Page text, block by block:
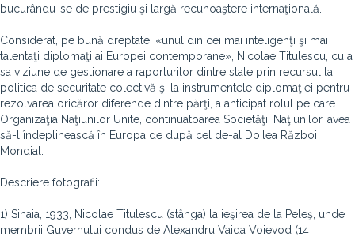
bucurându-se de prestigiu şi largă recunoaştere internaţională.
Considerat, pe bună dreptate, «unul din cei mai inteligenţi şi mai
talentaţi diplomaţi ai Europei contemporane», Nicolae Titulescu, cu a
sa viziune de gestionare a raporturilor dintre state prin recursul la
politica de securitate colectivă şi la instrumentele diplomaţiei pentru
rezolvarea oricăror diferende dintre părţi, a anticipat rolul pe care
Organizaţia Naţiunilor Unite, continuatoarea Societăţii Naţiunilor, avea
să-l îndeplinească în Europa de după cel de-al Doilea Război
Mondial.
Descriere fotografii:
1) Sinaia, 1933, Nicolae Titulescu (stânga) la ieşirea de la Peleş, unde
membrii Guvernului condus de Alexandru Vaida Voievod (14